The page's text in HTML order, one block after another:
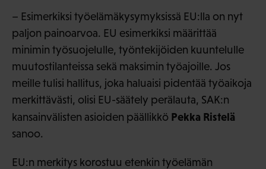
– Esimerkiksi työelämäkysymyksissä EU:lla on nyt
paljon painoarvoa. EU esimerkiksi määrittää
minimin työsuojelulle, työntekijöiden kuuntelulle
muutostilanteissa sekä maksimin työajoille. Jos
meille tulisi hallitus, joka haluaisi pidentää työaikoja
merkittävästi, olisi EU-säätely perälauta, SAK:n
kansainvälisten asioiden päällikkö Pekka Ristelä
sanoo.
EU:n merkitys korostuu etenkin työelämän